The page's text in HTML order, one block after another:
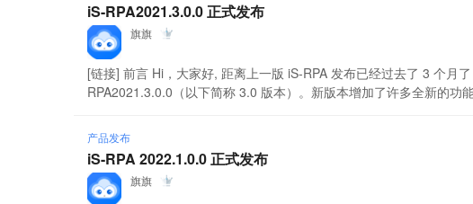
iS-RPA2021.3.0.0 正式发布
旗旗
[链接] 前言 Hi，大家好, 距离上一版 iS-RPA 发布已经过去了 3 个
RPA2021.3.0.0（以下简称 3.0 版本）。新版本增加了许多全新的功
产品发布
iS-RPA 2022.1.0.0 正式发布
旗旗